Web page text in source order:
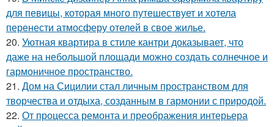
для певицы, которая много путешествует и хотела
перенести атмосферу отелей в свое жилье.
20. Уютная квартира в стиле кантри доказывает, что
даже на небольшой площади можно создать солнечное и
гармоничное пространство.
21. Дом на Сицилии стал личным пространством для
творчества и отдыха, созданным в гармонии с природой.
22. От процесса ремонта и преображения интерьера